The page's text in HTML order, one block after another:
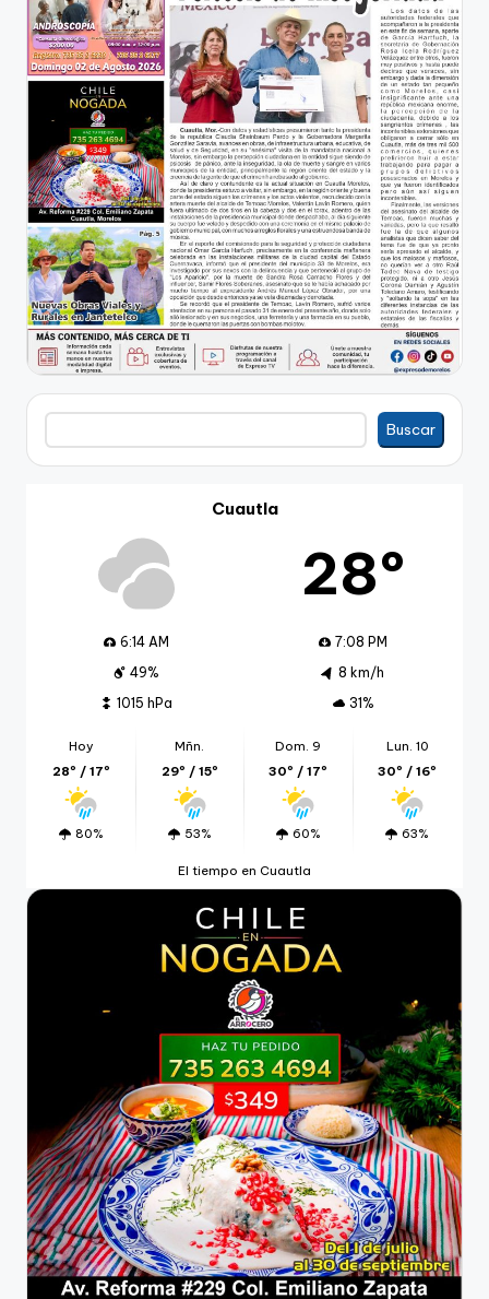
Buscar
Buscar
Cuautla
28º
6:14 AM
7:08 PM
49%
8 km/h
1015 hPa
31%
Hoy
28º / 17º
80%
Mñn.
29º / 15º
53%
Dom. 9
30º / 17º
60%
Lun. 10
30º / 16º
63%
El tiempo en Cuautla